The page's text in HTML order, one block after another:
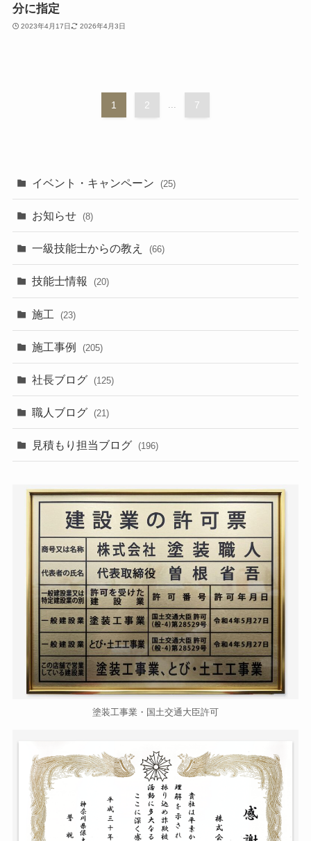
分に指定
2023年4月17日 2026年4月3日
1 2 ... 7
イベント・キャンペーン (25)
お知らせ (8)
一級技能士からの教え (66)
技能士情報 (20)
施工 (23)
施工事例 (205)
社長ブログ (125)
職人ブログ (21)
見積もり担当ブログ (196)
塗装工事業・国土交通大臣許可